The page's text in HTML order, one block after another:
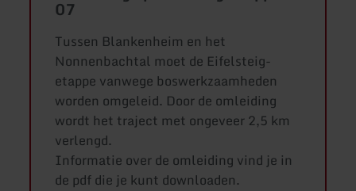
07
Tussen Blankenheim en het
Nonnenbachtal moet de Eifelsteig-
etappe vanwege boswerkzaamheden
worden omgeleid. Door de omleiding
wordt het traject met ongeveer 2,5 km
verlengd.
Informatie over de omleiding vind je in
de pdf die je kunt downloaden.